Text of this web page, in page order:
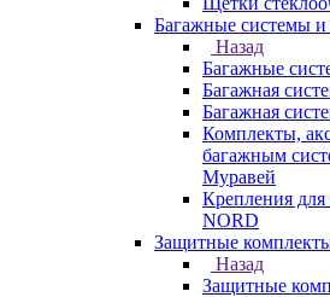
Багажные системы и
Назад
Багажные
Багажная
Багажная
Комплекты,
багажным
Муравей
Крепления
NORD
Защитные
Назад
Защитные